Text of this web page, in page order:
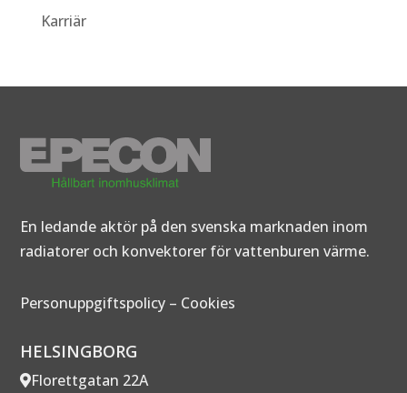
Karriär
En ledande aktör på den svenska marknaden inom
radiatorer och konvektorer för vattenburen värme.
Personuppgiftspolicy – Cookies
HELSINGBORG
Florettgatan 22A